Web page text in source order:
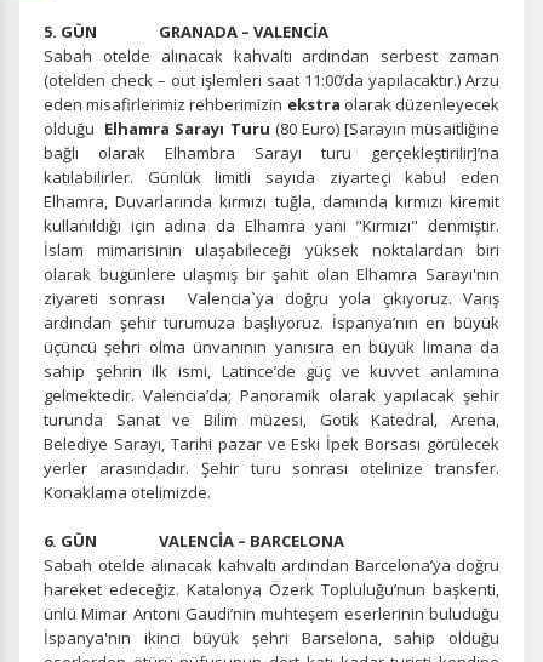
ÇEREZ KULLANIM AYARLARINIZ
Çerez tercihlerinizibelirleyin.
Daha fazla bilgi için KVKK bilgilendirmemizi,çerez kullanım ve
gizlilik koşullarınıinceleyebilirsiniz.
Oturum yönetimi, güvenlik ve temel site işlevleri için
gereklidir. Bu çerezler olmadan site düzgün çalışmaz ve
devre dışı bırakılamaz.
5. GÜN GRANADA – VALENCİA
Sabah otelde alınacak kahvaltı ardından serbest zaman
(otelden check – out işlemleri saat 11:00’da yapılacaktır.) Arzu
eden misafirlerimiz rehberimizin ekstra olarak düzenleyecek
olduğu Elhamra Sarayı Turu (80 Euro) [Sarayın müsaitliğine
bağlı olarak Elhambra Sarayı turu gerçekleştirilir]’na
katılabilirler. Günlük limitli sayıda ziyarteçi kabul eden
Elhamra, Duvarlarında kırmızı tuğla, damında kırmızı kiremit
kullanıldığı için adına da Elhamra yani "Kırmızı" denmiştir.
İslam mimarisinin ulaşabileceği yüksek noktalardan biri
olarak bugünlere ulaşmış bir şahit olan Elhamra Sarayı'nın
ziyareti sonrası Valencia`ya doğru yola çıkıyoruz. Varış
ardından şehir turumuza başlıyoruz. İspanya’nın en büyük
üçüncü şehri olma ünvanının yanısıra en büyük limana da
sahip şehrin ilk ismi, Latince’de güç ve kuvvet anlamına
gelmektedir. Valencia’da; Panoramik olarak yapılacak şehir
turunda Sanat ve Bilim müzesi, Gotik Katedral, Arena,
Belediye Sarayı, Tarihi pazar ve Eski İpek Borsası görülecek
yerler arasındadır. Şehir turu sonrası otelinize transfer.
Konaklama otelimizde.
6. GÜN VALENCİA – BARCELONA
Sabah otelde alınacak kahvaltı ardından Barcelona’ya doğru
hareket edeceğiz. Katalonya Özerk Topluluğu’nun başkenti,
ünlü Mimar Antoni Gaudi’nin muhteşem eserlerinin buluduğu
İspanya'nın ikinci büyük şehri Barselona, sahip olduğu